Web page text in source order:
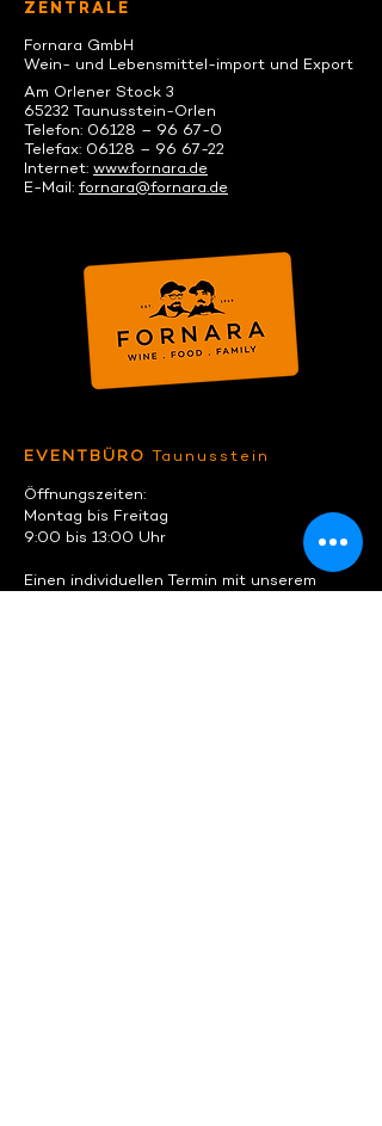
ZENTRALE
Fornara GmbH
Wein- und Lebensmittel-import und Export
Am Orlener Stock 3
65232 Taunusstein-Orlen
Telefon: 06128 – 96 67-0
Telefax: 06128 – 96 67-22
Internet: www.fornara.de
E-Mail: fornara@fornara.de
EVENTBÜRO Taunusstein
Öffnungszeiten:
Montag bis Freitag
9:00 bis 13:00 Uhr
Einen individuellen Termin mit unserem